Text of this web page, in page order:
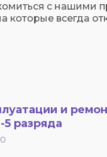
с нашими
которые всегда
и
разряда